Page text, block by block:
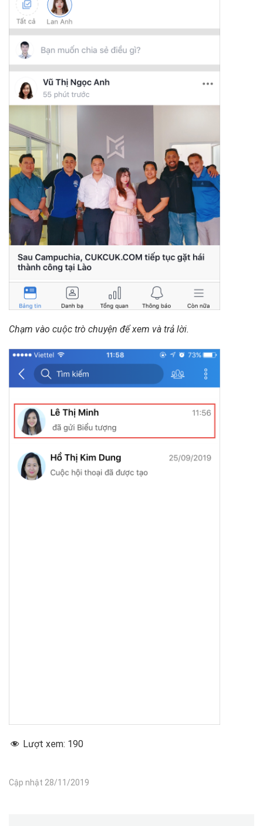
Chạm vào cuộc trò chuyện để xem và trả lời.
Lượt xem: 190
Cập nhật 28/11/2019